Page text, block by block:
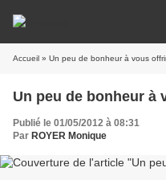
Accueil » Un peu de bonheur à vous
Un peu de bonheur à
Publié le 01/05/2012 à 08:31
Par ROYER Monique